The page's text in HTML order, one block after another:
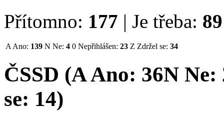
Přítomno: 177 | Je třeba: 89
A Ano: 139 N Ne: 4 0 Nepřihlášen: 23 Z Zdržel se: 34
ČSSD (AAno: 36N Ne:
se: 14)